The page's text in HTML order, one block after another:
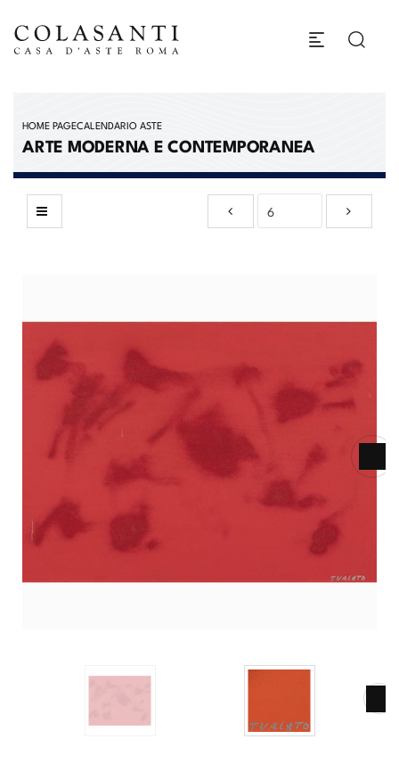
HOME PAGECALENDARIO ASTE
ARTE MODERNA E CONTEMPORANEA